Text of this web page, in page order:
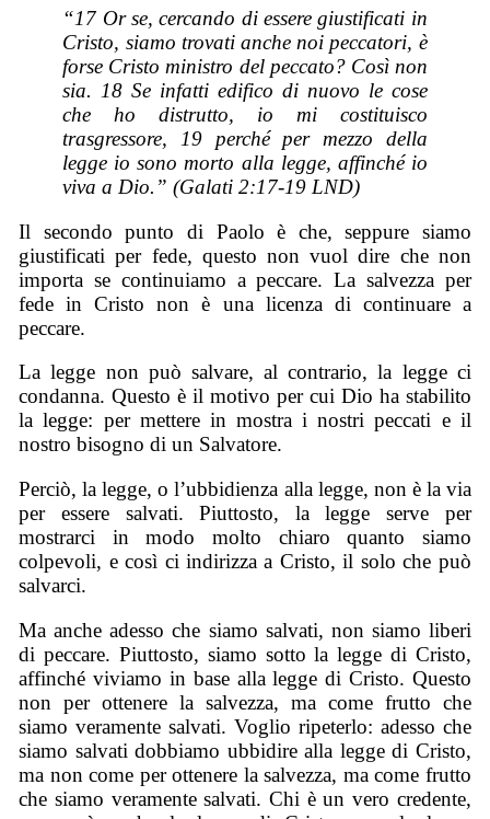
“17 Or se, cercando di essere giustificati in
Cristo, siamo trovati anche noi peccatori, è
forse Cristo ministro del peccato? Cosìnon
sia. 18 Se infatti edifico di nuovo le cose
che ho distrutto, io mi costituisco
trasgressore, 19 perché per mezzo della
legge io sono morto alla legge, affinché io
viva a Dio.” (Galati 2:17-19 LND)
Il secondo punto di Paolo è che, seppure siamo
giustificati per fede, questo non vuol dire che non
importa se continuiamo a peccare. La salvezza per
fede in Cristo non è una licenza di continuare a
peccare.
La legge non può salvare, al contrario, la legge ci
condanna. Questo è il motivo per cui Dio ha stabilito
la legge: per mettere in mostra i nostri peccati e il
nostro bisogno di un Salvatore.
Perciò, la legge, o l’ubbidienza alla legge, non è la via
per essere salvati. Piuttosto, la legge serve per
mostrarci in modo molto chiaro quanto siamo
colpevoli, e così ci indirizza a Cristo, il solo che può
salvarci.
Ma anche adesso che siamo salvati, non siamo liberi
di peccare. Piuttosto, siamo sotto la legge di Cristo,
affinché viviamo in base alla legge di Cristo. Questo
non per ottenere la salvezza, ma come frutto che
siamo veramente salvati. Voglio ripeterlo: adesso che
siamo salvati dobbiamo ubbidire alla legge di Cristo,
ma non come per ottenere la salvezza, ma come frutto
che siamo veramente salvati. Chi è un vero credente,